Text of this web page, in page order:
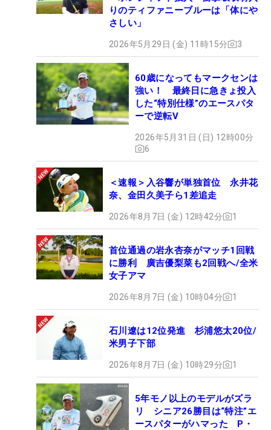
りのティファニーブルーは「体にや
さしい」
2026年5月29日 (金) 11時15分 3
60歳になってもマークセンは
強い！ 最終日に急きょ投入
した“特別仕様”のエースパタ
ーで逆転V
2026年5月31日 (日) 12時00分
6
＜速報＞入谷響が単独首位 永井花
奈、金田久美子ら1差追走
2026年8月7日 (金) 12時42分 1
首位通過の岩永杏奈がマッチ1回戦
に勝利 廣吉優梨菜も2回戦へ/全米
女子アマ
2026年8月7日 (金) 10時04分 1
石川遼は12位発進 杉浦悠太20位/
米男子下部
2026年8月7日 (金) 10時29分 1
5年モノ以上のモデルがズラ
リ シニア26勝目は“特注”エ
ースパターがハマった P・